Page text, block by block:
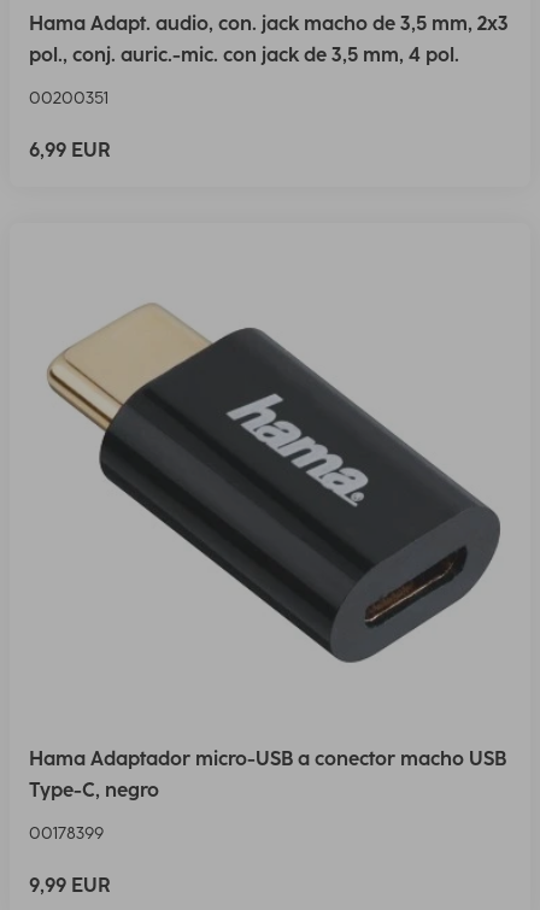
Hama Adapt. audio, con. jack macho de 3,5 mm, 2x3
pol., conj. auric.-mic. con jack de 3,5 mm, 4 pol.
00200351
6,99 EUR
Hama Adaptador micro-USB a conector macho USB
Type-C, negro
00178399
9,99 EUR